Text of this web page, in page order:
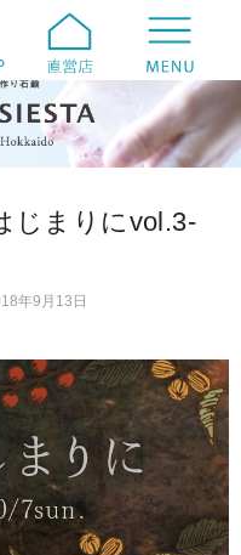
じまりにvol.3-
年9月13日